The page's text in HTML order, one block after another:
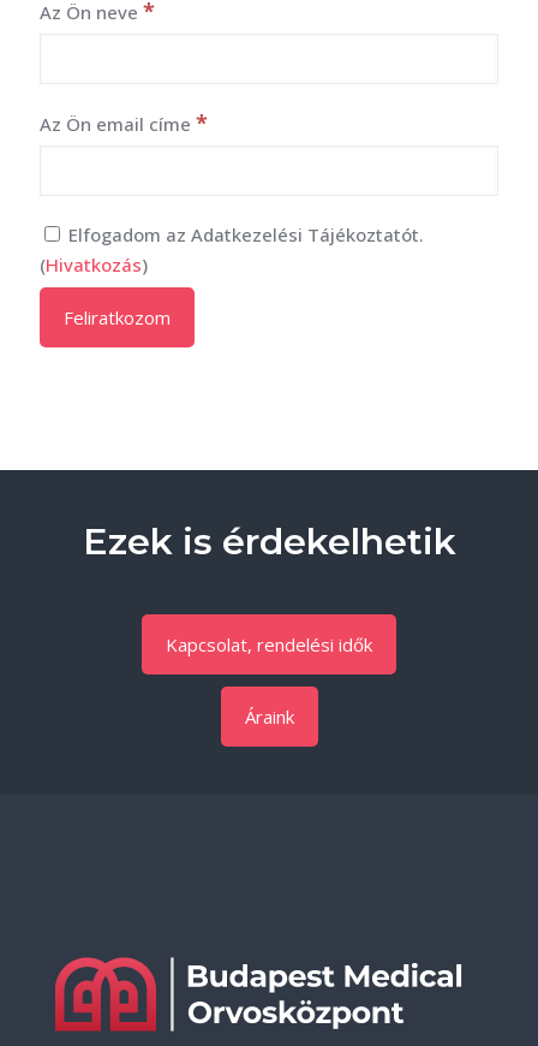
Az Ön neve *
Az Ön email címe *
Elfogadom az Adatkezelési Tájékoztatót.
(Hivatkozás)
Ezek is érdekelhetik
Kapcsolat, rendelési idők
Áraink